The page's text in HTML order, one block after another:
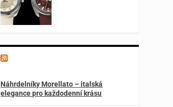
Náhrdelníky Morellato – italská
elegance pro každodenní krásu